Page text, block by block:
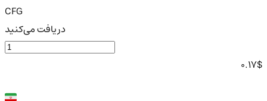
CFG
دریافت می‌کنید
0.17$